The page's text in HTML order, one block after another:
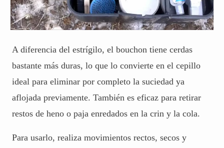
LEER MÁS:
A diferencia del estrígilo, el bouchon tiene cerdas
bastante más duras, lo que lo convierte en el cepillo
ideal para eliminar por completo la suciedad ya
aflojada previamente. También es eficaz para retirar
restos de heno o paja enredados en la crin y la cola.
Para usarlo, realiza movimientos rectos, secos y